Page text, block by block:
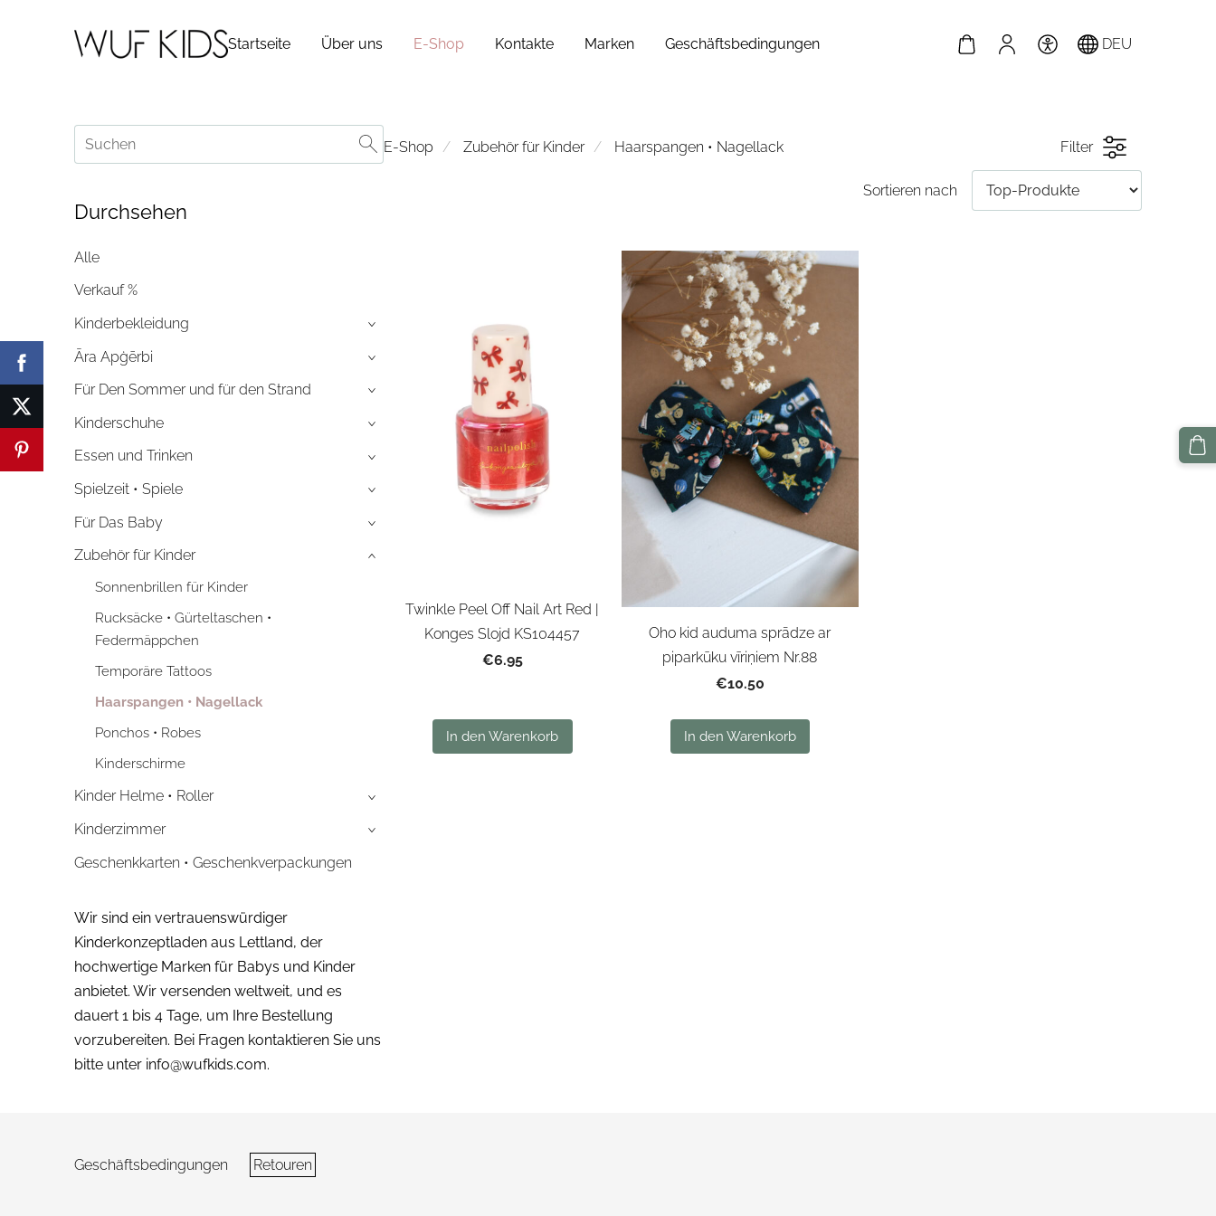
Startseite Über uns E-Shop Kontakte Marken Geschäftsbedingungen DEU
Durchsehen
Alle
Verkauf %
Kinderbekleidung
›
Āra Apģērbi ›
Für Den Sommer und für den Strand ›
Kinderschuhe ›
Essen und Trinken ›
Spielzeit • Spiele ›
Für Das Baby ›
Zubehör für Kinder
Sonnenbrillen für Kinder
Rucksäcke • Gürteltaschen •
Federmäppchen
Temporäre Tattoos
Haarspangen • Nagellack
Ponchos • Robes
Kinderschirme
›
Kinder Helme • Roller ›
Kinderzimmer ›
Geschenkkarten • Geschenkverpackungen
Wir sind ein vertrauenswürdiger
Kinderkonzeptladen aus Lettland, der
hochwertige Marken für Babys und Kinder
anbietet. Wir versenden weltweit, und es
dauert 1 bis 4 Tage, um Ihre Bestellung
vorzubereiten. Bei Fragen kontaktieren Sie uns
bitte unter info@wufkids.com.
E-Shop Zubehör für Kinder Haarspangen • Nagellack Filter
Sortieren nach
Twinkle Peel Off Nail Art Red |
Konges Slojd KS104457
€6.95
In den Warenkorb
Oho kid auduma sprādze ar
piparkūku vīriņiem Nr.88
€10.50
In den Warenkorb
Geschäftsbedingungen Retouren